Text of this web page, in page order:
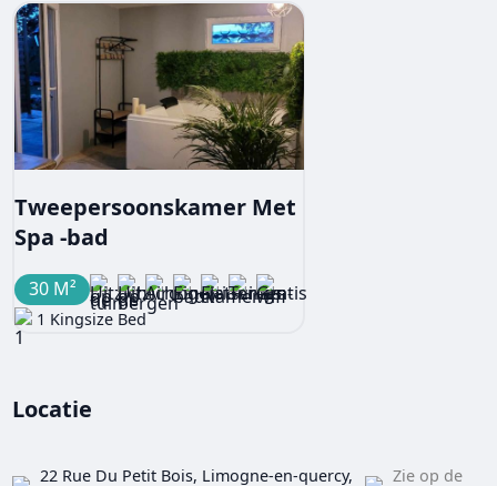
Tweepersoonskamer Met
Spa -bad
30 M²
1 Kingsize Bed
Locatie
22 Rue Du Petit Bois, Limogne-en-quercy, Zie op de